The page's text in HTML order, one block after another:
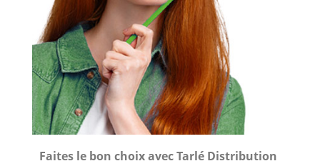
Faites le bon choix avec Tarlé Distribution